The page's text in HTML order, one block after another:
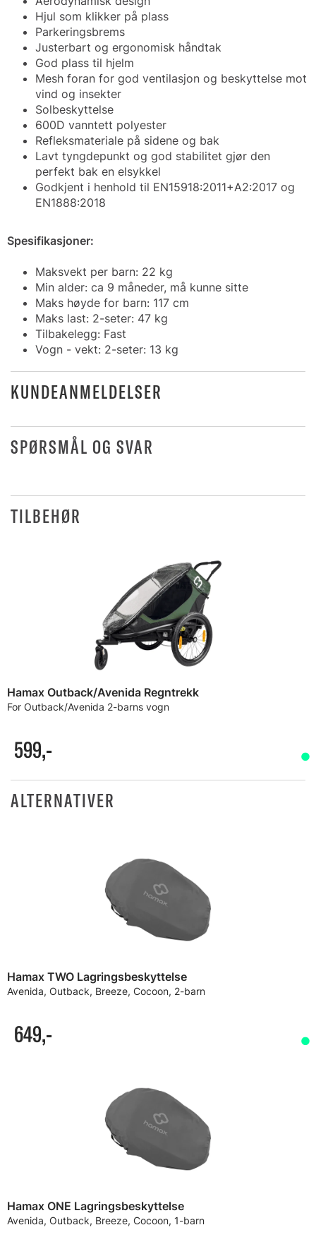
Hjul som klikker på plass
Parkeringsbrems
Justerbart og ergonomisk håndtak
God plass til hjelm
Mesh foran for god ventilasjon og beskyttelse mot
vind og insekter
Solbeskyttelse
600D vanntett polyester
Refleksmateriale på sidene og bak
Lavt tyngdepunkt og god stabilitet gjør den
perfekt bak en elsykkel
Godkjent i henhold til EN15918:2011+A2:2017 og
EN1888:2018
Spesifikasjoner:
Maksvekt per barn: 22 kg
Min alder: ca 9 måneder, må kunne sitte
Maks høyde for barn: 117 cm
Maks last: 2-seter: 47 kg
Tilbakelegg: Fast
Vogn - vekt: 2-seter: 13 kg
KUNDEANMELDELSER
SPØRSMÅL OG SVAR
TILBEHØR
Hamax Outback/Avenida Regntrekk
For Outback/Avenida 2-barns vogn
599,-
ALTERNATIVER
Hamax TWO Lagringsbeskyttelse
Avenida, Outback, Breeze, Cocoon, 2-barn
649,-
Hamax ONE Lagringsbeskyttelse
Avenida, Outback, Breeze, Cocoon, 1-barn